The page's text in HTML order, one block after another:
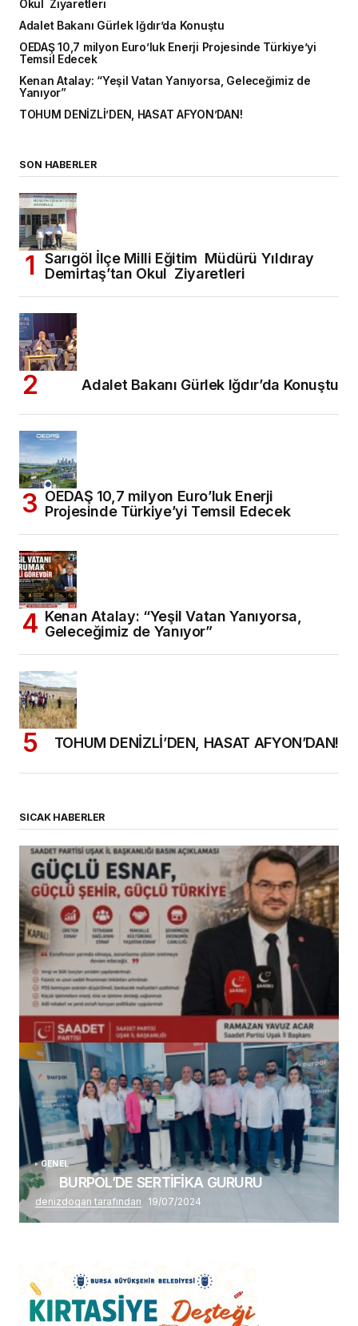
Okul Ziyaretleri
Adalet Bakanı Gürlek Iğdır’da Konuştu
OEDAŞ 10,7 milyon Euro’luk Enerji Projesinde Türkiye’yi
Temsil Edecek
Kenan Atalay: “Yeşil Vatan Yanıyorsa, Geleceğimiz de
Yanıyor”
TOHUM DENİZLİ’DEN, HASAT AFYON’DAN!
SON HABERLER
Sarıgöl İlçe Milli Eğitim Müdürü Yıldıray
Demirtaş’tan Okul Ziyaretleri
Adalet Bakanı Gürlek Iğdır’da Konuştu
OEDAŞ 10,7 milyon Euro’luk Enerji
Projesinde Türkiye’yi Temsil Edecek
Kenan Atalay: “Yeşil Vatan Yanıyorsa,
Geleceğimiz de Yanıyor”
TOHUM DENİZLİ’DEN, HASAT AFYON’DAN!
SICAK HABERLER
(başlıksız)
Alaattin Karahan tarafından 14/07/2026
GENEL
BURPOL’DE SERTİFİKA GURURU
denizdogan tarafından 19/07/2024